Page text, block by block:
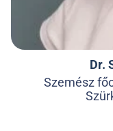
Dr.
Szemész